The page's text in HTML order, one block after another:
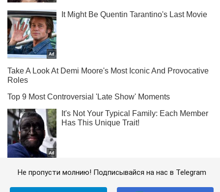
Не пропусти молнию! Подписывайся на нас в Telegram